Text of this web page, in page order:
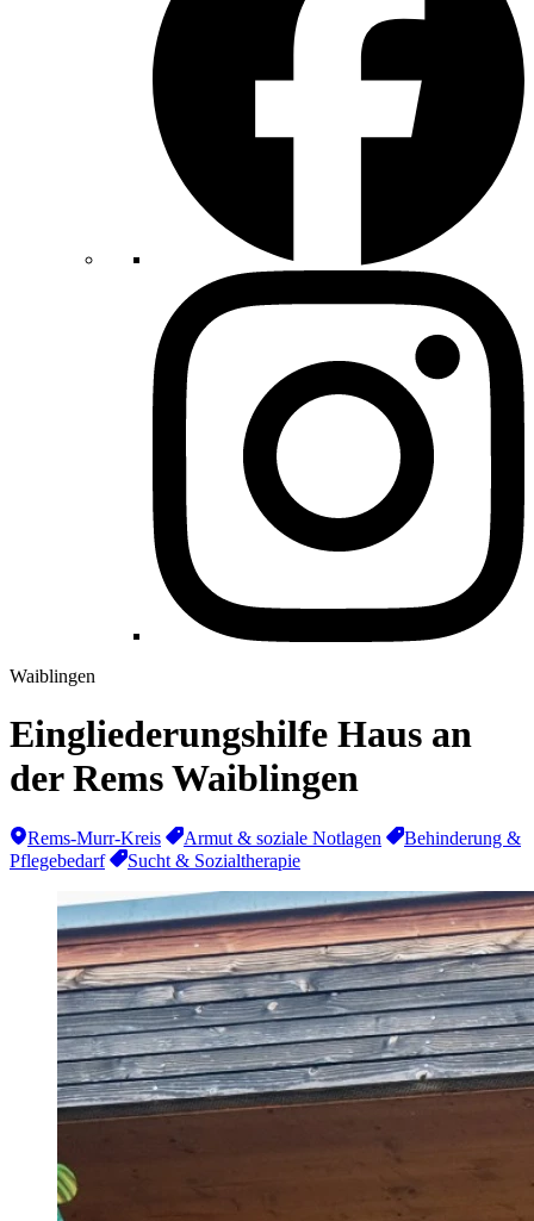
Waiblingen
Eingliederungshilfe Haus an
der Rems Waiblingen
Rems-Murr-Kreis Armut & soziale Notlagen
Behinderung &
Pflegebedarf
Sucht & Sozialtherapie